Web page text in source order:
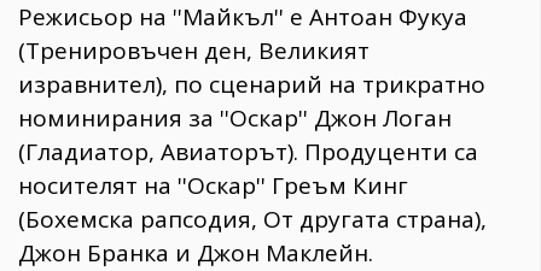
Режисьор на ''Майкъл'' е Антоан Фукуа
(Тренировъчен ден, Великият
изравнител), по сценарий на трикратно
номинирания за ''Оскар'' Джон Логан
(Гладиатор, Авиаторът). Продуценти са
носителят на ''Оскар'' Греъм Кинг
(Бохемска рапсодия, От другата страна),
Джон Бранка и Джон Маклейн.